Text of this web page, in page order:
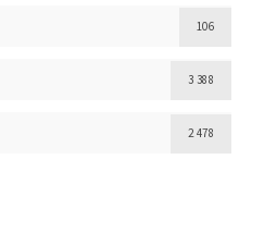
106
3 388
2 478